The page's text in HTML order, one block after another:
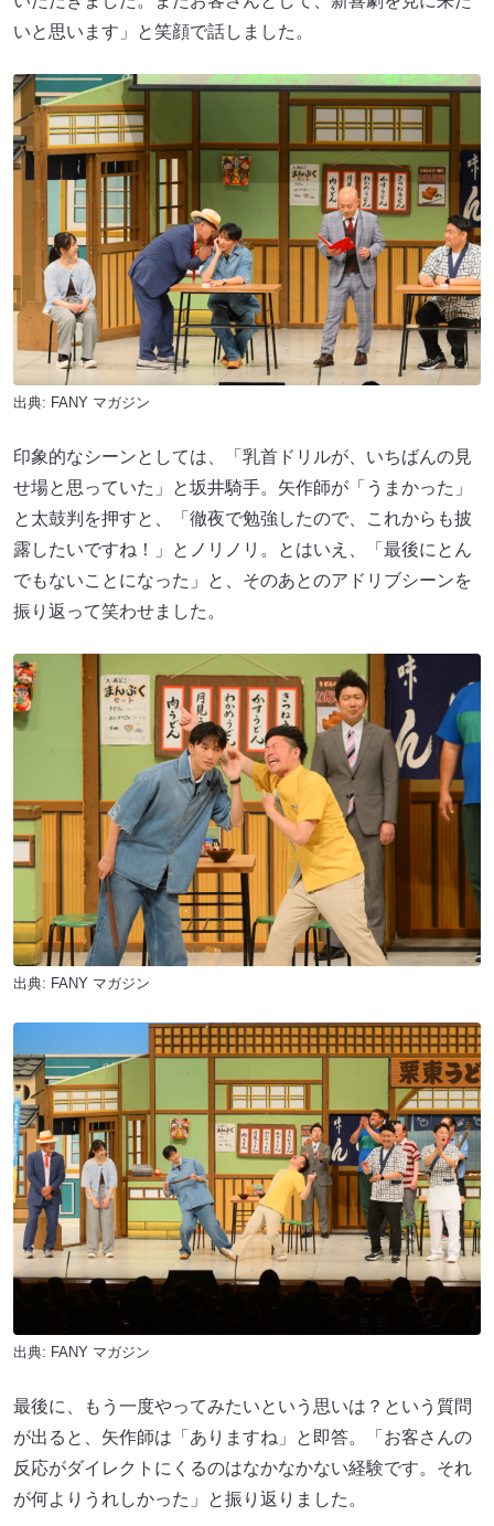
いと思います」と笑顔で話しました。
出典: FANY マガジン
印象的なシーンとしては、「乳首ドリルが、いちばんの見
せ場と思っていた」と坂井騎手。矢作師が「うまかった」
と太鼓判を押すと、「徹夜で勉強したので、これからも披
露したいですね！」とノリノリ。とはいえ、「最後にとん
でもないことになった」と、そのあとのアドリブシーンを
振り返って笑わせました。
出典: FANY マガジン
出典: FANY マガジン
最後に、もう一度やってみたいという思いは？という質問
が出ると、矢作師は「ありますね」と即答。「お客さんの
反応がダイレクトにくるのはなかなかない経験です。それ
が何よりうれしかった」と振り返りました。